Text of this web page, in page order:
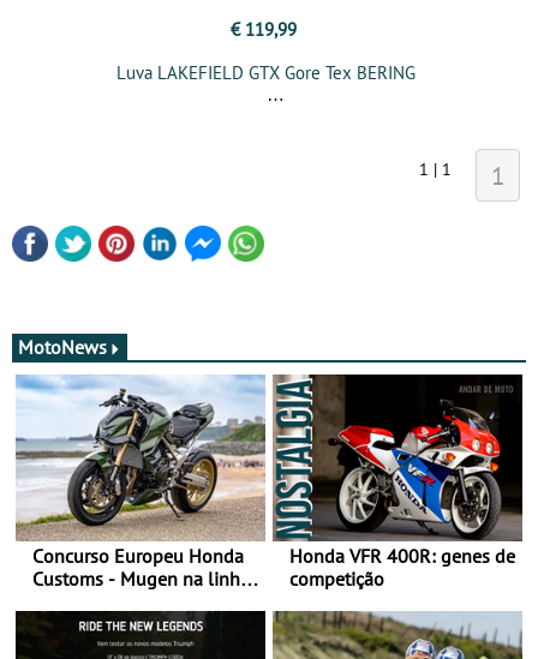
€ 119,99
Luva LAKEFIELD GTX Gore Tex BERING
1 | 1 1
MotoNews
Concurso Europeu Honda
Customs - Mugen na linha
ganhar
Honda VFR 400R: genes de
competição